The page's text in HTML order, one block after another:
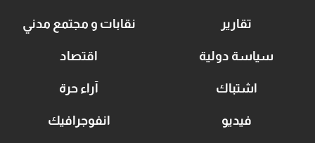
تقارير نقابات و مجتمع مدني
سياسة دولية اقتصاد
اشتباك آراء حرة
فيديو انفوجرافيك